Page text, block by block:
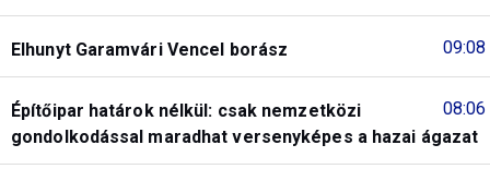
09:08
Elhunyt Garamvári Vencel borász
08:06
Építőipar határok nélkül: csak nemzetközi
gondolkodással maradhat versenyképes a hazai ágazat